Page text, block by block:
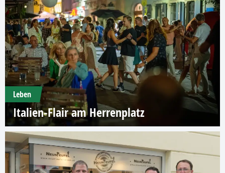
Leben
Italien-Flair am Herrenplatz